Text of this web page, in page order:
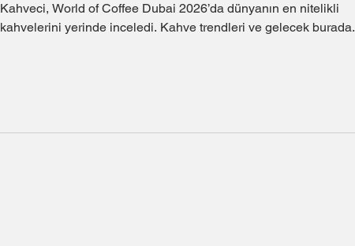
Kahveci, World of Coffee Dubai 2026’da dünyanın en nitelikli
kahvelerini yerinde inceledi. Kahve trendleri ve gelecek burada.